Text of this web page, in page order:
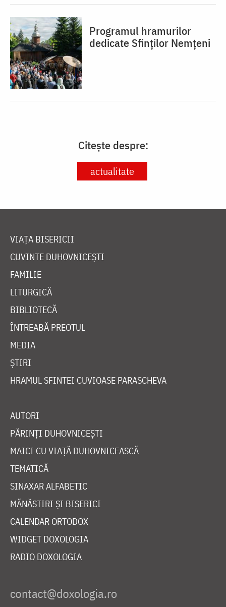
Programul hramurilor
dedicate Sfinților Nemțeni
Citește despre:
actualitate
VIAȚA BISERICII
CUVINTE DUHOVNICEȘTI
FAMILIE
LITURGICĂ
BIBLIOTECĂ
ÎNTREABĂ PREOTUL
MEDIA
ȘTIRI
HRAMUL SFINTEI CUVIOASE PARASCHEVA
AUTORI
PĂRINȚI DUHOVNICEȘTI
MAICI CU VIAȚĂ DUHOVNICEASCĂ
TEMATICĂ
SINAXAR ALFABETIC
MĂNĂSTIRI ȘI BISERICI
CALENDAR ORTODOX
WIDGET DOXOLOGIA
RADIO DOXOLOGIA